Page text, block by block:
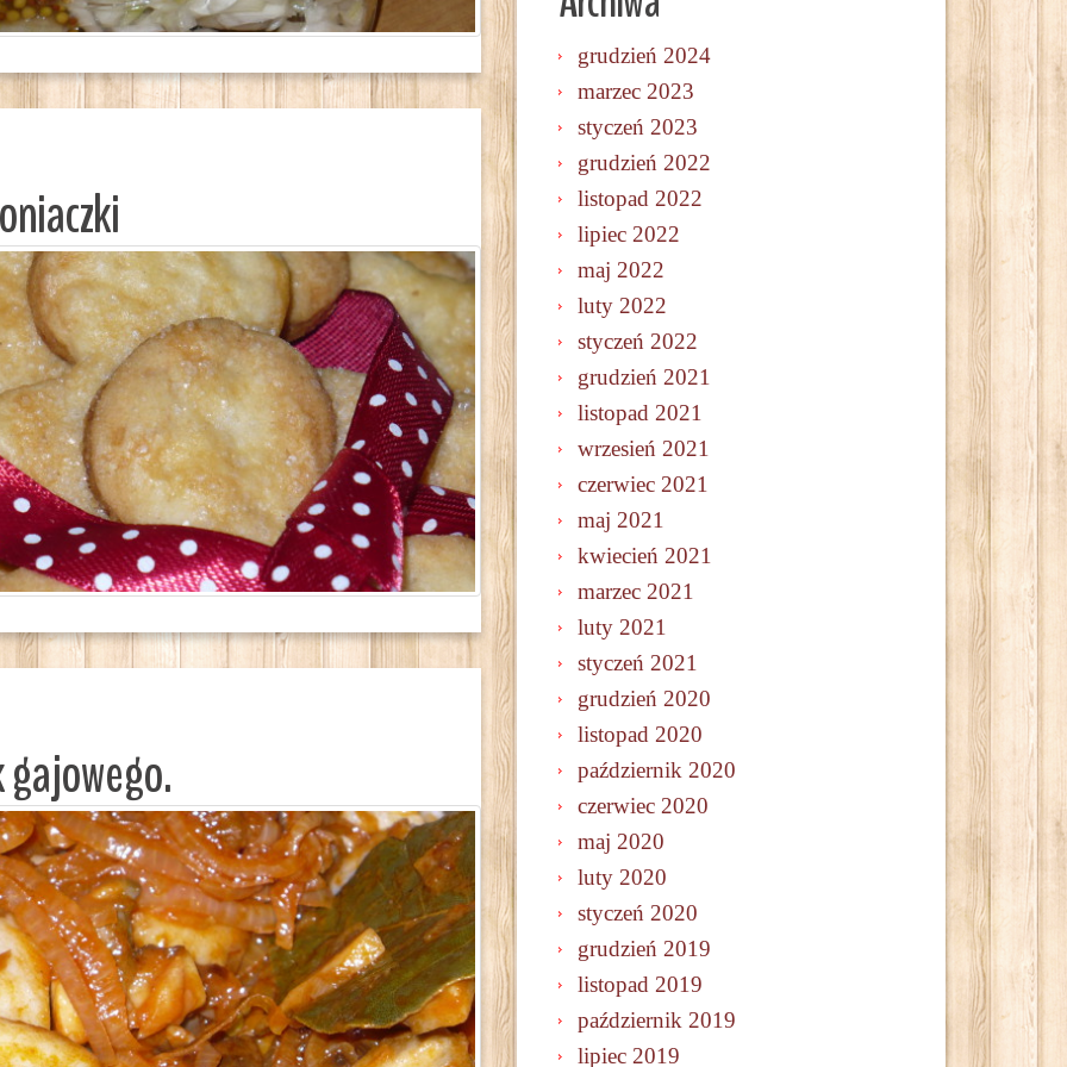
gajowego.
grudzień 2024
marzec 2023
styczeń 2023
grudzień 2022
listopad 2022
lipiec 2022
maj 2022
luty 2022
styczeń 2022
grudzień 2021
listopad 2021
wrzesień 2021
czerwiec 2021
maj 2021
kwiecień 2021
marzec 2021
luty 2021
styczeń 2021
grudzień 2020
listopad 2020
październik 2020
czerwiec 2020
maj 2020
luty 2020
styczeń 2020
grudzień 2019
listopad 2019
październik 2019
lipiec 2019